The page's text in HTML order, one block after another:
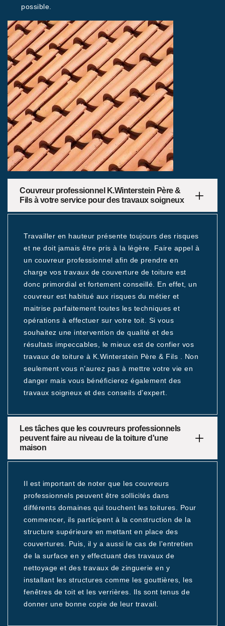
possible.
Couvreur professionnel K.Winterstein Père &
Fils à votre service pour des travaux soigneux
Travailler en hauteur présente toujours des risques
et ne doit jamais être pris à la légère. Faire appel à
un couvreur professionnel afin de prendre en
charge vos travaux de couverture de toiture est
donc primordial et fortement conseillé. En effet, un
couvreur est habitué aux risques du métier et
maitrise parfaitement toutes les techniques et
opérations à effectuer sur votre toit. Si vous
souhaitez une intervention de qualité et des
résultats impeccables, le mieux est de confier vos
travaux de toiture à K.Winterstein Père & Fils . Non
seulement vous n’aurez pas à mettre votre vie en
danger mais vous bénéficierez également des
travaux soigneux et des conseils d’expert.
Les tâches que les couvreurs professionnels
peuvent faire au niveau de la toiture d'une
maison
Il est important de noter que les couvreurs
professionnels peuvent être sollicités dans
différents domaines qui touchent les toitures. Pour
commencer, ils participent à la construction de la
structure supérieure en mettant en place des
couvertures. Puis, il y a aussi le cas de l'entretien
de la surface en y effectuant des travaux de
nettoyage et des travaux de zinguerie en y
installant les structures comme les gouttières, les
fenêtres de toit et les verrières. Ils sont tenus de
donner une bonne copie de leur travail.